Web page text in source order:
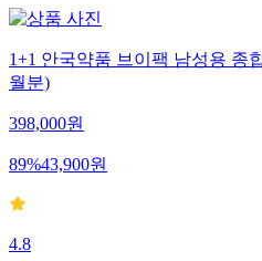
1+1 안국약품 브이팩 남성용 종
월분)
398,000원
89%43,900원
4.8